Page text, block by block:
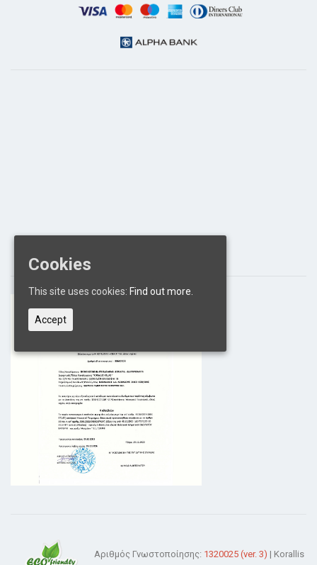
Αριθμός Γνωστοποίησης: 1320025 (ver. 3) | Korallis
Cookies
This site uses cookies: Find out more.
Accept